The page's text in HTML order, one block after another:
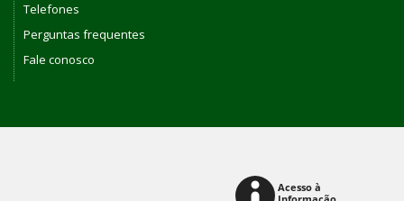
Telefones
Perguntas frequentes
Fale conosco